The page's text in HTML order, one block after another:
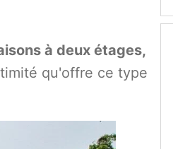
à deux étages,
qu'offre ce type